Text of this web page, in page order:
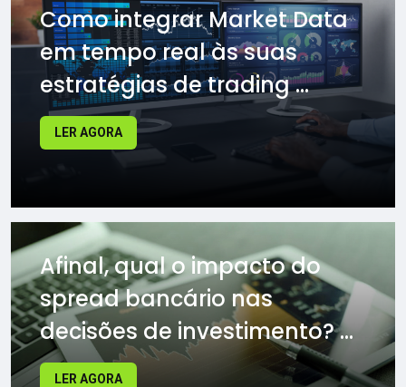
Como integrar Market Data
em tempo real às suas
estratégias de trading ...
LER AGORA
Afinal, qual o impacto do
spread bancário nas
decisões de investimento? ...
LER AGORA